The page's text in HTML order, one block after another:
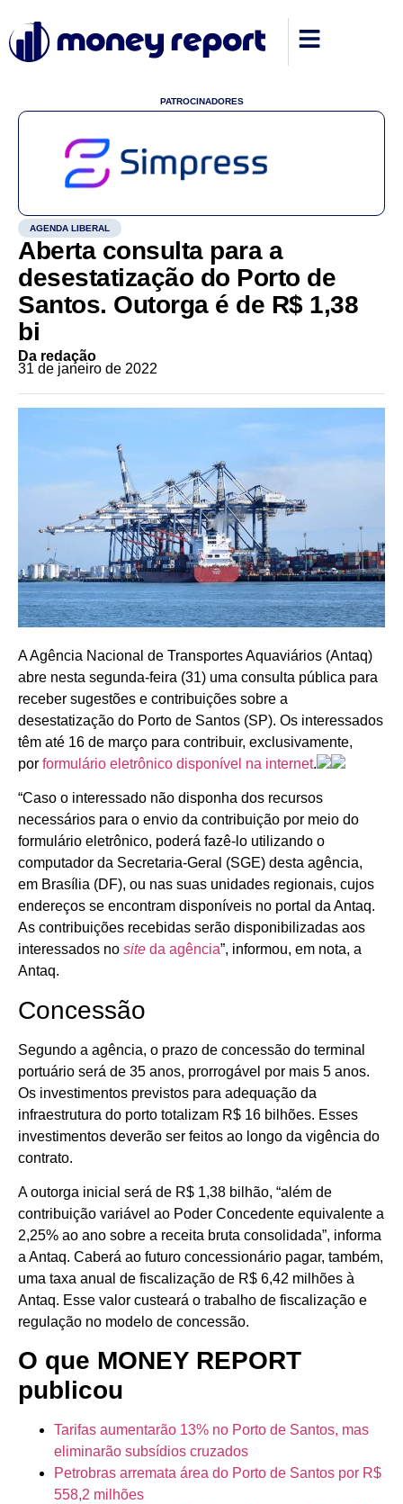
PATROCINADORES
AGENDA LIBERAL
Aberta consulta para a
desestatização do Porto de
Santos. Outorga é de R$ 1,38
bi
Da redação
31 de janeiro de 2022
A Agência Nacional de Transportes Aquaviários (Antaq)
abre nesta segunda-feira (31) uma consulta pública para
receber sugestões e contribuições sobre a
desestatização do Porto de Santos (SP). Os interessados
têm até 16 de março para contribuir, exclusivamente,
por formulário eletrônico disponível na internet.
“Caso o interessado não disponha dos recursos
necessários para o envio da contribuição por meio do
formulário eletrônico, poderá fazê-lo utilizando o
computador da Secretaria-Geral (SGE) desta agência,
em Brasília (DF), ou nas suas unidades regionais, cujos
endereços se encontram disponíveis no portal da Antaq.
As contribuições recebidas serão disponibilizadas aos
interessados no site da agência”, informou, em nota, a
Antaq.
Concessão
Segundo a agência, o prazo de concessão do terminal
portuário será de 35 anos, prorrogável por mais 5 anos.
Os investimentos previstos para adequação da
infraestrutura do porto totalizam R$ 16 bilhões. Esses
investimentos deverão ser feitos ao longo da vigência do
contrato.
A outorga inicial será de R$ 1,38 bilhão, “além de
contribuição variável ao Poder Concedente equivalente a
2,25% ao ano sobre a receita bruta consolidada”, informa
a Antaq. Caberá ao futuro concessionário pagar, também,
uma taxa anual de fiscalização de R$ 6,42 milhões à
Antaq. Esse valor custeará o trabalho de fiscalização e
regulação no modelo de concessão.
O que MONEY REPORT
publicou
Tarifas aumentarão 13% no Porto de Santos, mas
eliminarão subsídios cruzados
Petrobras arremata área do Porto de Santos por R$
558,2 milhões